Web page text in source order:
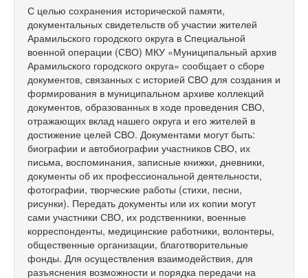
С целью сохранения исторической памяти,
документальных свидетельств об участии жителей
Арамильского городского округа в Специальной
военной операции (СВО) МКУ «Муниципальный архив
Арамильского городского округа» сообщает о сборе
документов, связанных с историей СВО для создания и
формирования в муниципальном архиве коллекций
документов, образованных в ходе проведения СВО,
отражающих вклад нашего округа и его жителей в
достижение целей СВО. Документами могут быть:
биографии и автобиографии участников СВО, их
письма, воспоминания, записные книжки, дневники,
документы об их профессиональной деятельности,
фотографии, творческие работы (стихи, песни,
рисунки). Передать документы или их копии могут
сами участники СВО, их родственники, военные
корреспонденты, медицинские работники, волонтеры,
общественные организации, благотворительные
фонды. Для осуществления взаимодействия, для
разъяснения возможности и порядка передачи на